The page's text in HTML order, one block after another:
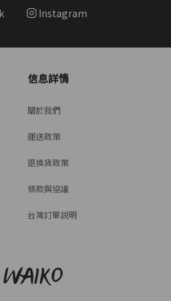
Instagram
信息詳情
關於我們
運送政策
退換貨政策
條款與協議
台灣訂單説明